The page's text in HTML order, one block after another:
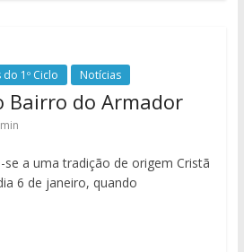
do 1º Ciclo Notícias
Bairro do Armador
se a uma tradição de origem Cristã
6 de janeiro, quando